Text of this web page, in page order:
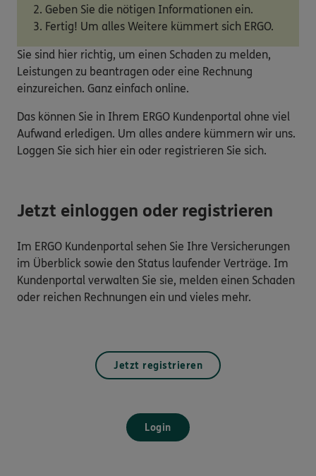
Geben Sie die nötigen Informationen ein.
Fertig! Um alles Weitere kümmert sich ERGO.
Sie sind hier richtig, um einen Schaden zu melden,
Leistungen zu beantragen oder eine Rechnung
einzureichen. Ganz einfach online.
Das können Sie in Ihrem ERGO Kundenportal ohne viel
Aufwand erledigen. Um alles andere kümmern wir uns.
Loggen Sie sich hier ein oder registrieren Sie sich.
Jetzt einloggen oder registrieren
Im ERGO Kundenportal sehen Sie Ihre Versicherungen
im Überblick sowie den Status laufender Verträge. Im
Kundenportal verwalten Sie sie, melden einen Schaden
oder reichen Rechnungen ein und vieles mehr.
Jetzt registrieren
Login